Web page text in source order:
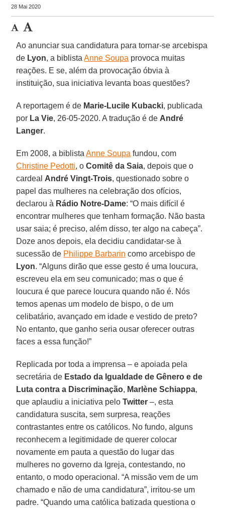
28 Mai 2020
Ao anunciar sua candidatura para tornar-se arcebispa
de Lyon, a biblistaAnne Soupa provoca muitas
reações. E se, além da provocação óbvia à
instituição, sua iniciativa levanta boas questões?
A reportagem é de Marie-Lucile Kubacki, publicada
por La Vie, 26-05-2020. A tradução é de André
Langer.
Em 2008, a biblistaAnne Soupa fundou, com
Christine Pedotti, oComitê da Saia, depois que o
cardeal André Vingt-Trois, questionado sobre o
papel das mulheres na celebração dos ofícios,
declarou à Rádio Notre-Dame: “O mais difícil é
encontrar mulheres que tenham formação. Não basta
usar saia; é preciso, além disso, ter algo na cabeça”.
Doze anos depois, ela decidiu candidatar-se à
sucessão de Philippe Barbarin como arcebispo de
Lyon. “Alguns dirão que esse gesto é uma loucura,
escreveu ela em seu comunicado; mas o que é
loucura é que parece loucura quando não é. Nós
temos apenas um modelo de bispo, o de um
celibatário, avançado em idade e vestido de preto?
No entanto, que ganho seria ousar oferecer outras
faces a essa função!”
Replicada por toda a imprensa – e apoiada pela
secretária de Estado da Igualdade de Gênero e de
Luta contra a Discriminação, Marlène Schiappa,
que aplaudiu a iniciativa peloTwitter –, esta
candidatura suscita, sem surpresa, reações
contrastantes entre os católicos. No fundo, alguns
reconhecem a legitimidade de querer colocar
novamente em pauta a questão do lugar das
mulheres no governo da Igreja, contestando, no
entanto, o modo operacional. “A missão vem de um
chamado e não de uma candidatura”, irritou-se um
padre. “Quando uma católica batizada questiona o